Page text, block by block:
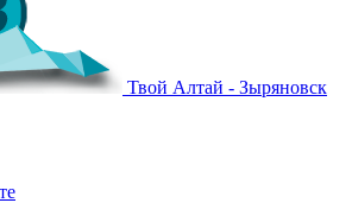
Твой Алтай - Зыряновск